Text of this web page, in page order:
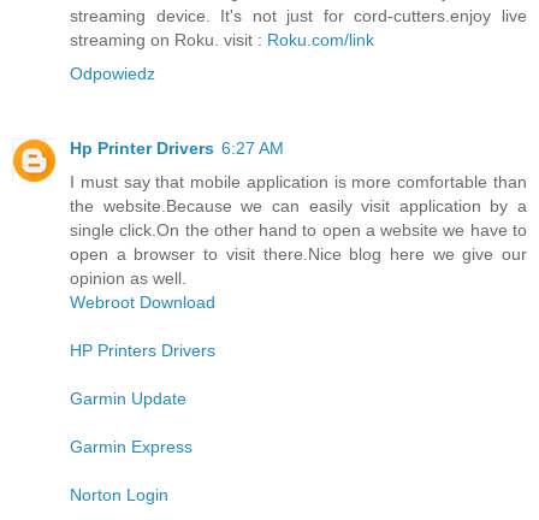
streaming device. It's not just for cord-cutters.enjoy live
streaming on Roku. visit : Roku.com/link
Odpowiedz
Hp Printer Drivers 6:27 AM
I must say that mobile application is more comfortable than
the website.Because we can easily visit application by a
single click.On the other hand to open a website we have to
open a browser to visit there.Nice blog here we give our
opinion as well.
Webroot Download
HP Printers Drivers
Garmin Update
Garmin Express
Norton Login